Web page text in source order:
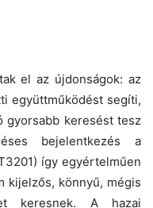
el az újdonságok: az
együttműködést segíti,
gyorsabb keresést tesz
bejelentkezés a
így egyértelműen
kijelzős, könnyű, mégis
keresnek. A hazai